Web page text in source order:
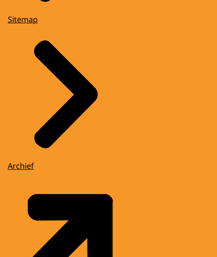
Sitemap
Archief